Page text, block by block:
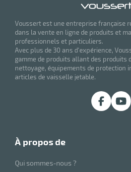
Voussert est une entreprise française
dans la vente en ligne de produits et
professionnels et particuliers.
Avec plus de 30 ans d'expérience,
gamme de produits allant des produits
nettoyage, équipements de protection
articles de vaisselle jetable.
à propos de
Qui sommes-nous ?